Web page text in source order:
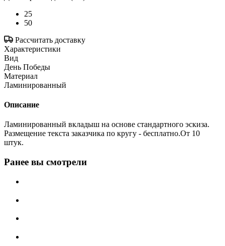
25
50
Рассчитать доставку
Характеристики
Вид
День Победы
Материал
Ламинированный
Описание
Ламинированный вкладыш на основе стандартного эскиза.
Размещение текста заказчика по кругу - бесплатно.От 10
штук.
Ранее вы смотрели